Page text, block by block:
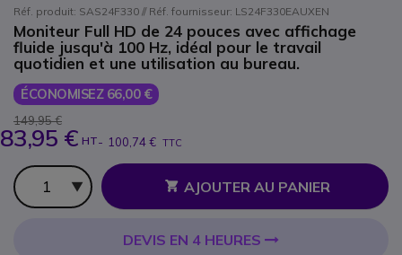
Réf. produit: SAS24F330 // Réf. fournisseur: LS24F330EAUXEN
Moniteur Full HD de 24 pouces avec affichage
fluide jusqu'à 100 Hz, idéal pour le travail
quotidien et une utilisation au bureau.
ÉCONOMISEZ 66,00 €
149,95 €
83,95 € HT- 100,74 € TTC
Qté
AJOUTER AU PANIER
DEVIS EN 4 HEURES